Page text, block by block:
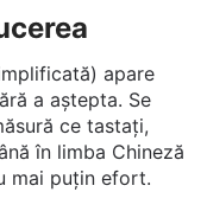
apare
a aștepta. Se
ce tastați,